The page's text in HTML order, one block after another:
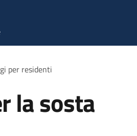
per residenti
la sosta